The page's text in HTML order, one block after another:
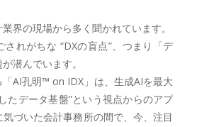
界の現場から多く聞かれています。
されがちな “DXの盲点”、つまり「デ
潜んでいます。
AI孔明™ on IDX」は、生成AIを最大
たデータ基盤”という視点からのアプ
づいた会計事務所の間で、今、注目